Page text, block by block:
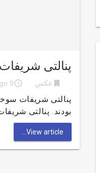
پنالتی
bookmark عکس access_time
9 years ago
بودند. پنالتی
View article...